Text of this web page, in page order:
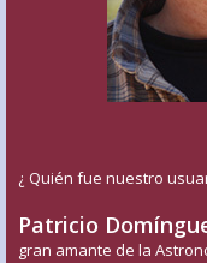
¿ Quién fue nuestro
Patricio
gran amante de la